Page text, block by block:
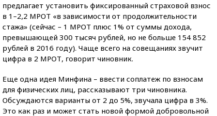
предлагает установить фиксированный страховой взнос
в 1–2,2 МРОТ «в зависимости от продолжительности
стажа» (сейчас – 1 МРОТ плюс 1% от суммы дохода,
превышающей 300 тысяч рублей, но не больше 154 852
рублей в 2016 году). Чаще всего на совещаниях звучит
цифра в 2 МРОТ, говорит чиновник.
Еще одна идея Минфина – ввести соплатеж по взносам
для физических лиц, рассказывают три чиновника.
Обсуждаются варианты от 2 до 5%, звучала цифра в 3%.
Это как раз и может стать новой формой добровольной